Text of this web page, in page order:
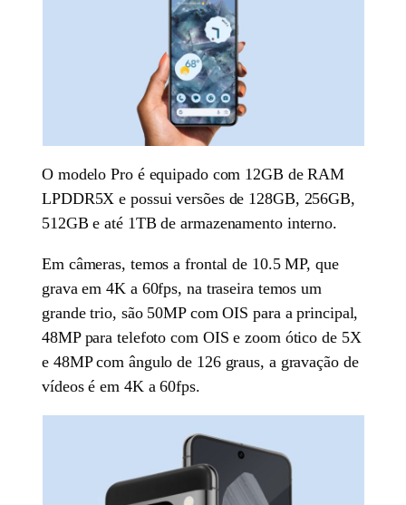
O modelo Pro é equipado com 12GB de RAM
LPDDR5X e possui versões de 128GB, 256GB,
512GB e até 1TB de armazenamento interno.
Em câmeras, temos a frontal de 10.5 MP, que
grava em 4K a 60fps, na traseira temos um
grande trio, são 50MP com OIS para a principal,
48MP para telefoto com OIS e zoom ótico de 5X
e 48MP com ângulo de 126 graus, a gravação de
vídeos é em 4K a 60fps.